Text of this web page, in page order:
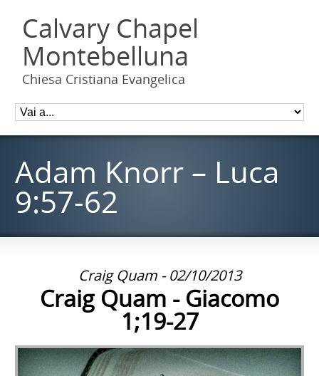
Calvary Chapel
Montebelluna
Chiesa Cristiana Evangelica
Adam Knorr – Luca
9:57-62
Craig Quam - 02/10/2013
Craig Quam - Giacomo
1;19-27